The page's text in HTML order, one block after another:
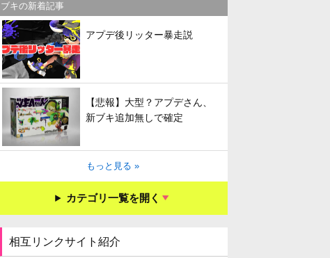
ブキの新着記事
アプデ後リッター暴走説
【悲報】大型？アプデさん、
新ブキ追加無しで確定
もっと見る »
カテゴリ一覧を開く
相互リンクサイト紹介